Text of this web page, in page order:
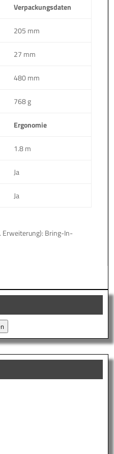
Verpackungsdaten
205 mm
27 mm
480 mm
768 g
Ergonomie
1.8 m
Ja
Ja
Erweiterung): Bring-In-